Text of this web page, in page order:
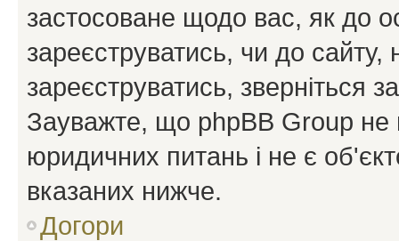
застосоване щодо вас, як до
зареєструватись, чи до
зареєструватись, зверніться
Зауважте, що phpBB Group не
юридичних питань і не є
вказаних нижче.
Догори